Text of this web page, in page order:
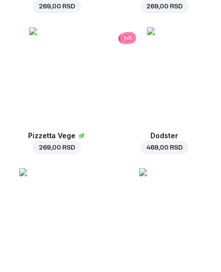
269,00 RSD 269,00 RSD
Pizzetta Vege
269,00 RSD
hit
Dodster
469,00 RSD